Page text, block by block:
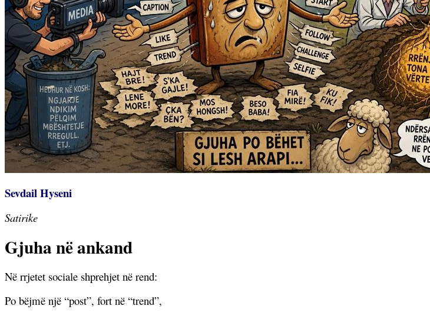
Sevdail Hyseni
Satirike
Gjuha në ankand
Në rrjetet sociale shprehjet në rend:
Po bëjmë një “post”, fort në “trend”,